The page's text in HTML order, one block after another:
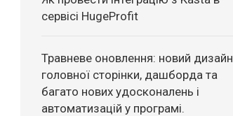
сервісі HugeProfit
Травневе оновлення: новий дизайн
головної сторінки, дашборда та
багато нових удосконалень і
автоматизацій у програмі.